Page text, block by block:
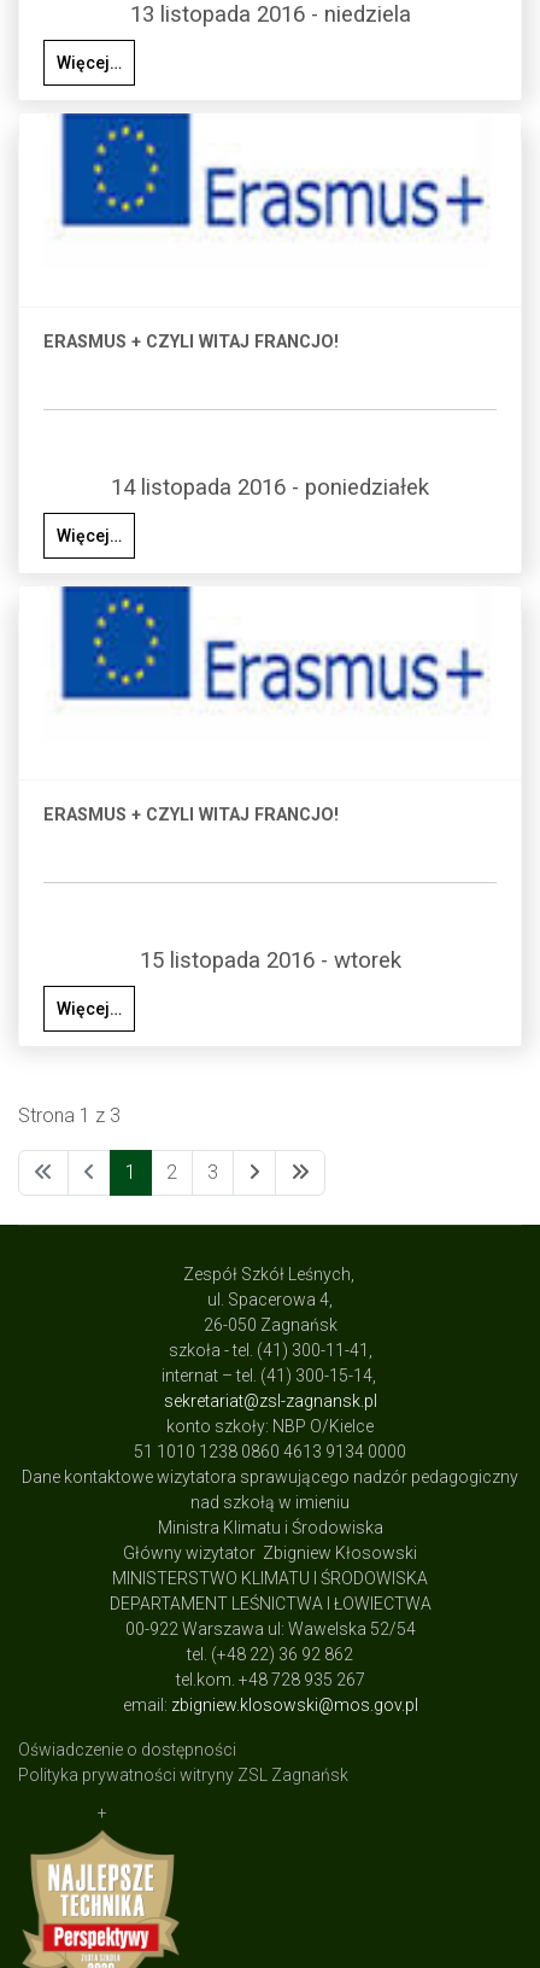
13 listopada 2016 - niedziela
Więcej…
ERASMUS + CZYLI WITAJ FRANCJO!
14 listopada 2016 - poniedziałek
Więcej…
ERASMUS + CZYLI WITAJ FRANCJO!
15 listopada 2016 - wtorek
Więcej…
Strona 1 z 3
1 2 3
Zespół Szkół Leśnych,
ul. Spacerowa 4,
26-050 Zagnańsk
szkoła - tel. (41) 300-11-41,
internat – tel. (41) 300-15-14,
sekretariat@zsl-zagnansk.pl
konto szkoły: NBP O/Kielce
51 1010 1238 0860 4613 9134 0000
Dane kontaktowe wizytatora sprawującego nadzór pedagogiczny
nad szkołą w imieniu
Ministra Klimatu i Środowiska
Główny wizytator Zbigniew Kłosowski
MINISTERSTWO KLIMATU I ŚRODOWISKA
DEPARTAMENT LEŚNICTWA I ŁOWIECTWA
00-922 Warszawa ul: Wawelska 52/54
tel. (+48 22) 36 92 862
tel.kom. +48 728 935 267
email: zbigniew.klosowski@mos.gov.pl
Oświadczenie o dostępności
Polityka prywatności witryny ZSL Zagnańsk
+